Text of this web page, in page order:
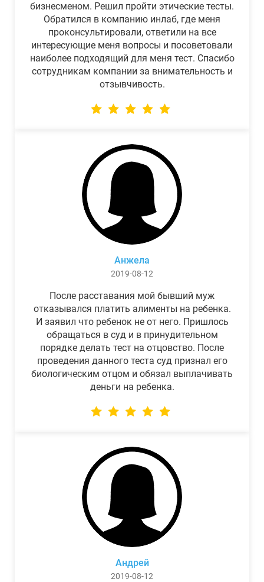
бизнесменом. Решил пройти этические тесты.
Обратился в компанию инлаб, где меня
проконсультировали, ответили на все
интересующие меня вопросы и посоветовали
наиболее подходящий для меня тест. Спасибо
сотрудникам компании за внимательность и
отзывчивость.
Анжела
2019-08-12
После расставания мой бывший муж
отказывался платить алименты на ребенка.
И заявил что ребенок не от него. Пришлось
обращаться в суд и в принудительном
порядке делать тест на отцовство. После
проведения данного теста суд признал его
биологическим отцом и обязал выплачивать
деньги на ребенка.
Андрей
2019-08-12